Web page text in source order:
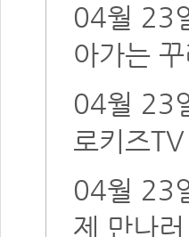
04월 23
아가는
04월 23
로키즈
04월 23
제 만나